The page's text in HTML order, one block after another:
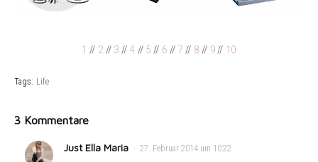
1 // 2 // 3 // 4 // 5 // 6 // 7 // 8 // 9// 10
Tags: Life
3 Kommentare
Just Ella Maria 27. Februar 2014 um 10:22